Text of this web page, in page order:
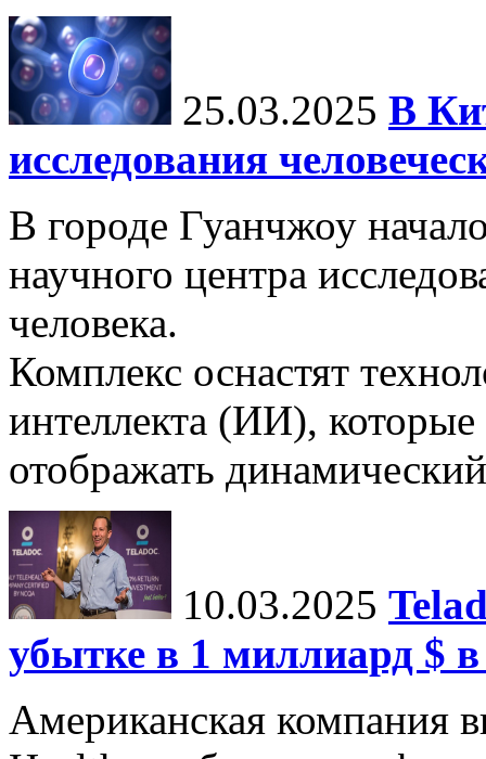
25.03.2025 В
исследования
В городе Гуанчжоу
научного центра
человека.
Комплекс оснастят
интеллекта (ИИ),
отображать
10.03.2025
убытке в 1 миллиард $ в
Американская компания